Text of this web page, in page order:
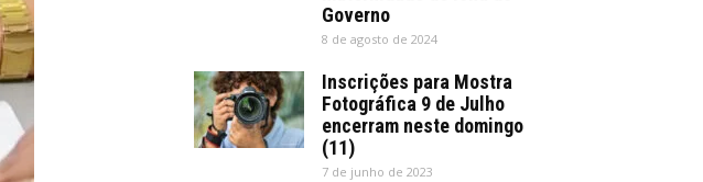
Governo
8 de agosto de 2024
Inscrições para Mostra
Fotográfica 9 de Julho
encerram neste domingo
(11)
7 de junho de 2023